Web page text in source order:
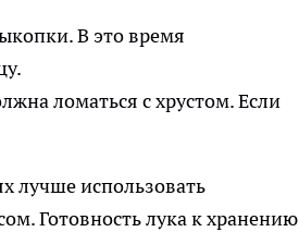
В это время
ломаться с хрустом. Если
лучше использовать
Готовность лука к хранению